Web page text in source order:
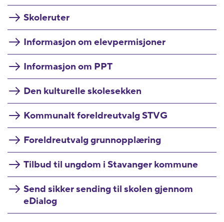
Skoleruter
Informasjon om elevpermisjoner
Informasjon om PPT
Den kulturelle skolesekken
Kommunalt foreldreutvalg STVG
Foreldreutvalg grunnopplæring
Tilbud til ungdom i Stavanger kommune
Send sikker sending til skolen gjennom
eDialog